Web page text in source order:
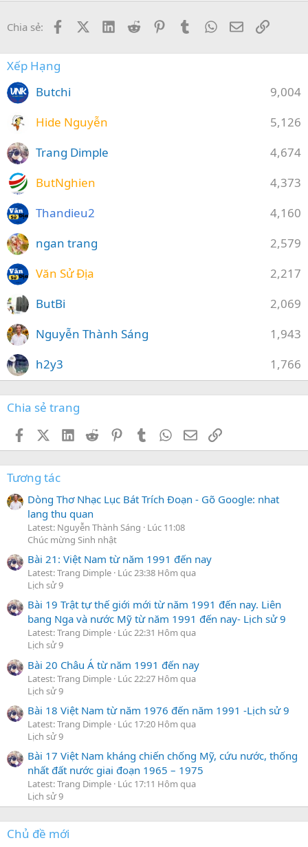
Chia sẻ: FacebookX (Twitter)
LinkedInReddit PinterestTumblrWhatsApp
EmailLink
Xếp Hạng
9,004
Butchi
5,126
Hide Nguyễn
4,674
Trang Dimple
4,373
ButNghien
4,160
Thandieu2
2,579
ngan trang
2,217
Văn Sử Địa
2,069
ButBi
1,943
Nguyễn Thành Sáng
1,766
h2y3
Chia sẻ trang
FacebookX (Twitter)
LinkedIn
Reddit PinterestTumblr WhatsApp
EmailLink
Tương tác
Dòng Thơ Nhạc Lục Bát Trích Đoạn - Gõ Google: nhat
lang thu quan
Latest: Nguyễn Thành Sáng
Lúc 11:08
Chúc mừng Sinh nhật
Bài 21: Việt Nam từ năm 1991 đến nay
Latest: Trang Dimple Lúc 23:38 Hôm qua
Lịch sử 9
Bài 19 Trật tự thế giới mới từ năm 1991 đến nay. Liên
bang Nga và nước Mỹ từ năm 1991 đến nay- Lịch sử 9
Latest: Trang Dimple Lúc 22:31 Hôm qua
Lịch sử 9
Bài 20 Châu Á từ năm 1991 đến nay
Latest: Trang Dimple Lúc 22:27 Hôm qua
Lịch sử 9
Bài 18 Việt Nam từ năm 1976 đến năm 1991 -Lịch sử 9
Latest: Trang Dimple Lúc 17:20 Hôm qua
Lịch sử 9
Bài 17 Việt Nam kháng chiến chống Mỹ, cứu nước, thống
nhất đất nước giai đoạn 1965 – 1975
Latest: Trang Dimple Lúc 17:11 Hôm qua
Lịch sử 9
Chủ đề mới